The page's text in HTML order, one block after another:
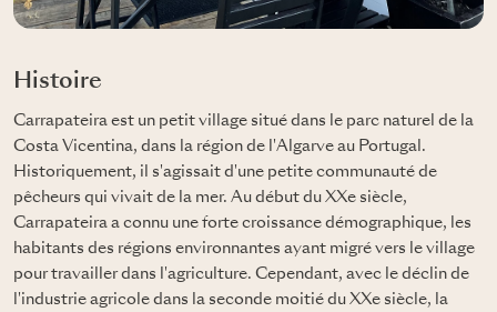
Histoire
Carrapateira est un petit village situé dans le parc naturel de la
Costa Vicentina, dans la région de l'Algarve au Portugal.
Historiquement, il s'agissait d'une petite communauté de
pêcheurs qui vivait de la mer. Au début du XXe siècle,
Carrapateira a connu une forte croissance démographique, les
habitants des régions environnantes ayant migré vers le village
pour travailler dans l'agriculture. Cependant, avec le déclin de
l'industrie agricole dans la seconde moitié du XXe siècle, la